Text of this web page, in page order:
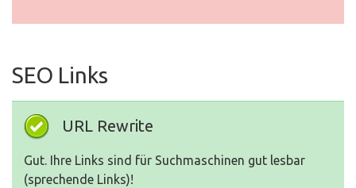
SEO Links
URL Rewrite
Gut. Ihre Links sind für Suchmaschinen gut lesbar
(sprechende Links)!